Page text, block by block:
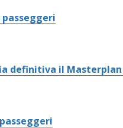
definitiva il Masterplan